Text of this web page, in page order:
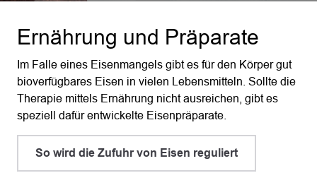
Ernährung und Präparate
Im Falle eines Eisenmangels gibt es für den Körper gut
bioverfügbares Eisen in vielen Lebensmitteln. Sollte die
Therapie mittels Ernährung nicht ausreichen, gibt es
speziell dafür entwickelte Eisenpräparate.
So wird die Zufuhr von Eisen reguliert